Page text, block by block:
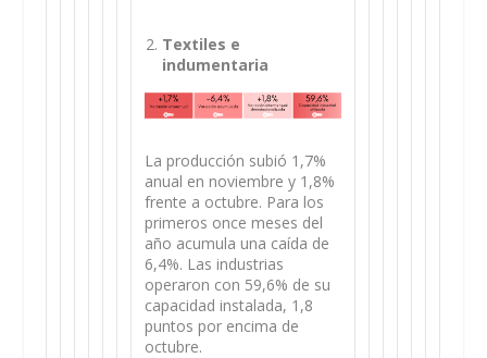
Textiles e
indumentaria
La producción subió 1,7%
anual en noviembre y 1,8%
frente a octubre. Para los
primeros once meses del
año acumula una caída de
6,4%. Las industrias
operaron con 59,6% de su
capacidad instalada, 1,8
puntos por encima de
octubre.